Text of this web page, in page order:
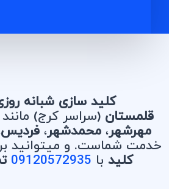
کلید سازی شبانه
قلمستان(سراسر کرج)
مهرشهر،محمدشهر،فردیس
خدمت شماست. و میتوانید
کلید با 09120572935